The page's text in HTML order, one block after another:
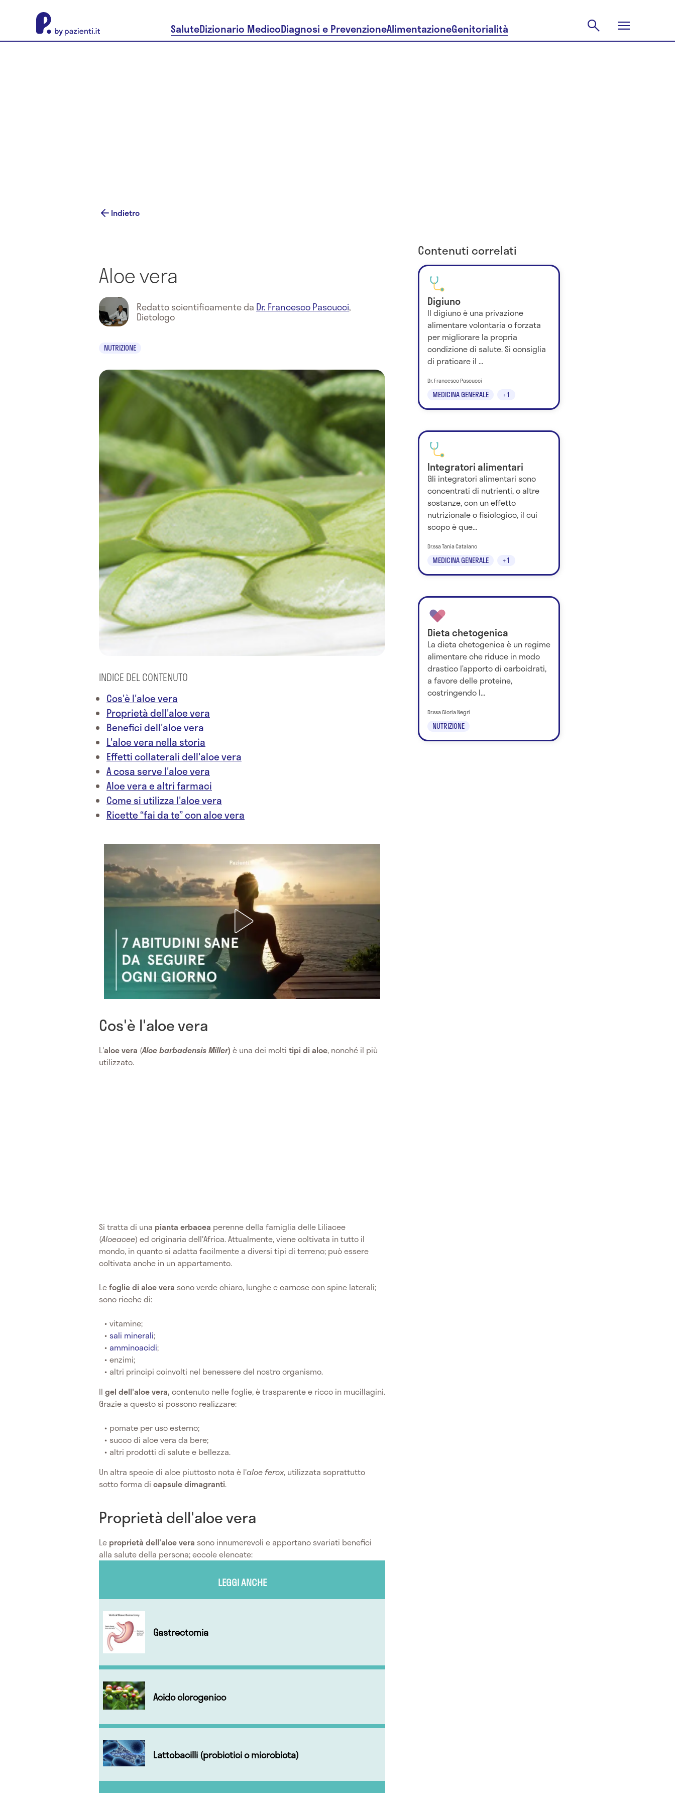
SaluteDizionario MedicoDiagnosi e PrevenzioneAlimentazioneGenitorialità
Indietro
Aloe vera
Redatto scientificamente da Dr. Francesco Pascucci,
Dietologo
NUTRIZIONE
INDICE DEL CONTENUTO
Cos'è l'aloe vera
Proprietà dell'aloe vera
Benefici dell'aloe vera
L'aloe vera nella storia
Effetti collaterali dell'aloe vera
A cosa serve l'aloe vera
Aloe vera e altri farmaci
Come si utilizza l'aloe vera
Ricette “fai da te” con aloe vera
Cos'è l'aloe vera
L'aloe vera (Aloe barbadensis Miller) è una dei molti tipi di aloe, nonché il più
utilizzato.
Si tratta di una pianta erbacea perenne della famiglia delle Liliacee
(Aloeacee) ed originaria dell'Africa. Attualmente, viene coltivata in tutto il
mondo, in quanto si adatta facilmente a diversi tipi di terreno; può essere
coltivata anche in un appartamento.
Lefoglie di aloe vera sono verde chiaro, lunghe e carnose con spine laterali;
sono ricche di:
vitamine;
sali minerali;
amminoacidi;
enzimi;
altri principi coinvolti nel benessere del nostro organismo.
Il gel dell'aloe vera, contenuto nelle foglie, è trasparente e ricco in mucillagini.
Grazie a questo si possono realizzare:
pomate per uso esterno;
succo di aloe vera da bere;
altri prodotti di salute e bellezza.
Un altra specie di aloe piuttosto nota è l'aloe ferox, utilizzata soprattutto
sotto forma di capsule dimagranti.
Proprietà dell'aloe vera
Le proprietà dell'aloe vera sono innumerevoli e apportano svariati benefici
alla salute della persona; eccole elencate:
LEGGI ANCHE
Gastrectomia
Acido clorogenico
Lattobacilli (probiotici o microbiota)
Contenuti correlati
Digiuno
Il digiuno è una privazione
alimentare volontaria o forzata
per migliorare la propria
condizione di salute. Si consiglia
di praticare il ...
MEDICINA GENERALE +1
Dr. Francesco Pascucci
Integratori alimentari
Gli integratori alimentari sono
concentrati di nutrienti, o altre
sostanze, con un effetto
nutrizionale o fisiologico, il cui
scopo è que...
MEDICINA GENERALE +1
Dr.ssa Tania Catalano
Dieta chetogenica
La dieta chetogenica è un regime
alimentare che riduce in modo
drastico l’apporto di carboidrati,
a favore delle proteine,
costringendo l...
NUTRIZIONE
Dr.ssa Gloria Negri